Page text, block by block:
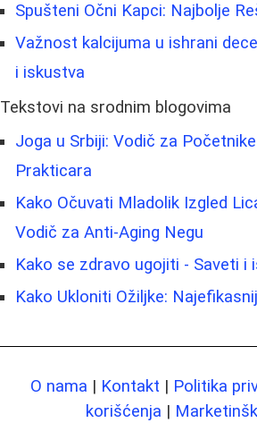
Spušteni Očni Kapci: Najbolje
Važnost kalcijuma u ishrani
i iskustva
Tekstovi na srodnim blogovima
Joga u Srbiji: Vodič za
Prakticara
Kako Očuvati Mladolik Izgled
Vodič za Anti-Aging Negu
Kako se zdravo ugojiti - Saveti i
Kako Ukloniti Ožiljke:
O nama | Kontakt | Politika
korišćenja |